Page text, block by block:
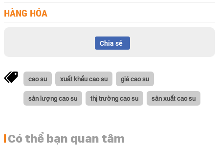
HÀNG HÓA
Chia sẻ
cao su xuất khẩu cao su giá cao su
sản lượng cao su thị trường cao su sản xuất cao su
Có thể bạn quan tâm